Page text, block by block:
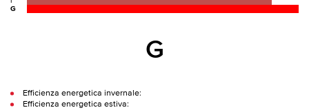
G
G
Efficienza energetica invernale:
Efficienza energetica estiva: